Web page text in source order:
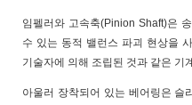
임펠러와 고속축(Pinion Shaft)은
수 있는 동적 밸런스 파괴 현상을
기술자에 의해 조립된 것과 같은 기
아울러 장착되어 있는 베어링은 슬